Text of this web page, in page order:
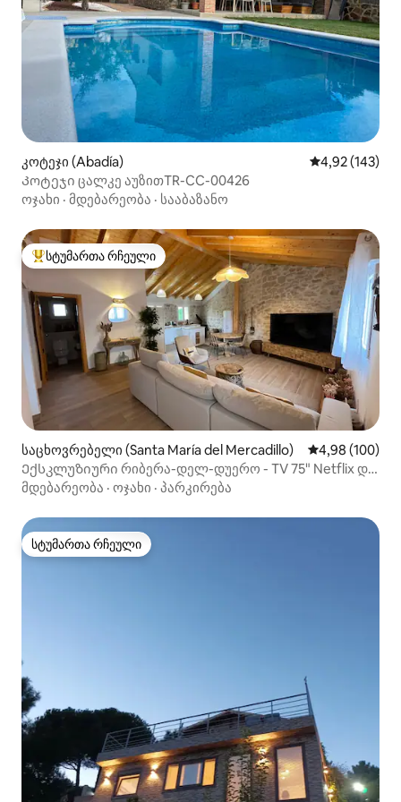
კოტეჯი (Abadía) საშუალო
4,92 (143)
Კოტეჯი ცალკე აუზითTR-CC-00426
ოჯახი · მდებარეობა · სააბაზანო
სტუმართა რჩეული მოწინავე ვარიანტი
სტუმართა რჩეული
საცხოვრებელი (Santa María del Mercadillo) საშუალო
4,98 (100)
Ექსკლუზიური რიბერა-დელ-დუერო - TV 75" Netflix და
Wi-Fi
მდებარეობა · ოჯახი · პარკირება
სტუმართა რჩეული
სტუმართა რჩეული